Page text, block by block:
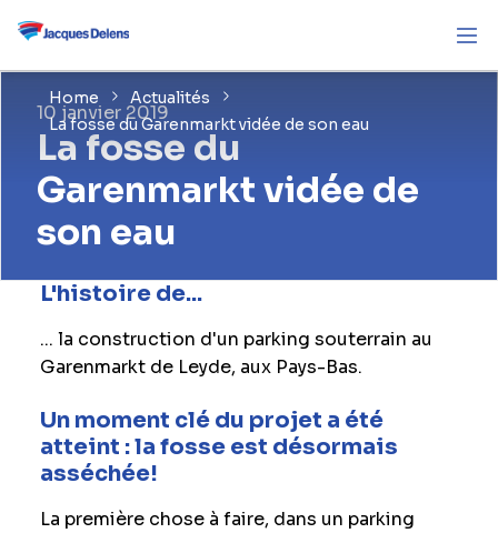
Home
Actualités
La fosse du Garenmarkt vidée de son eau
10 janvier 2019
La fosse du
Garenmarkt vidée de
son eau
L'histoire de...
... la construction d'un parking souterrain au
Garenmarkt de Leyde, aux Pays-Bas.
Un moment clé du projet a été
atteint : la fosse est désormais
asséchée!
La première chose à faire, dans un parking